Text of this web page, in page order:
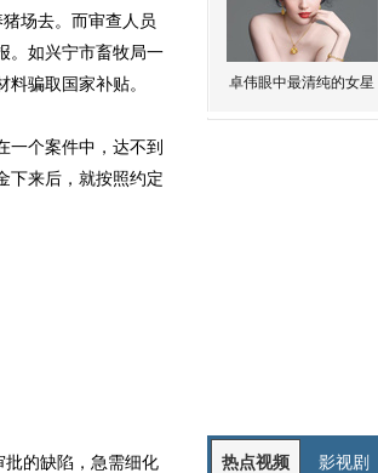
场去。而审查人员
。如兴宁市畜牧局一
骗取国家补贴。
个案件中，达不到
下来后，就按照约定
的缺陷，急需细化
卓伟眼中最清纯的女星
热点视频 影视剧